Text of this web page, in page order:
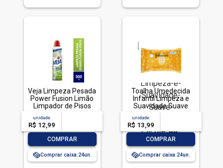
Veja Limpeza Pesada
Power Fusion Limão
Limpador de Pisos
500mL
unidade
R$ 12,99
COMPRAR
Comprar caixa:24
Toalha Umedecida
Infantil Limpeza e
Suavidade Suave
Johnson's Pacote 44
Unidades
unidade
R$ 13,99
COMPRAR
Comprar caixa:24